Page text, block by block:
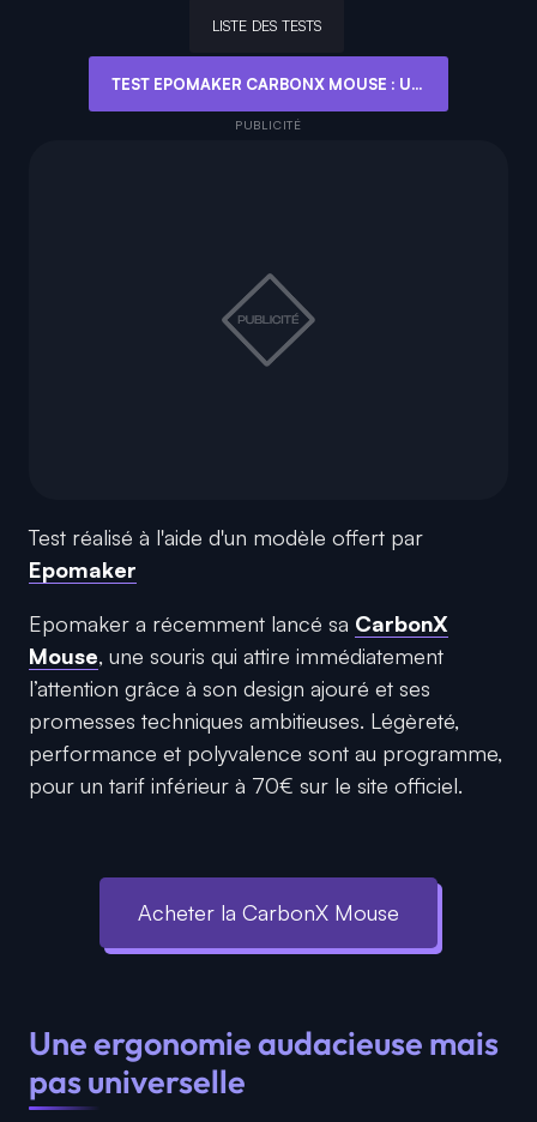
LISTE DES TESTS
TEST EPOMAKER CARBONX MOUSE : UN DESIGN FUTURISTE POUR UNE BONNE RÉACTIVITÉ
Test réalisé à l'aide d'un modèle offert par
Epomaker
Epomaker a récemment lancé sa CarbonX
Mouse, une souris qui attire immédiatement
l’attention grâce à son design ajouré et ses
promesses techniques ambitieuses. Légèreté,
performance et polyvalence sont au programme,
pour un tarif inférieur à 70€ sur le site officiel.
Acheter la CarbonX Mouse
Une ergonomie audacieuse mais
pas universelle